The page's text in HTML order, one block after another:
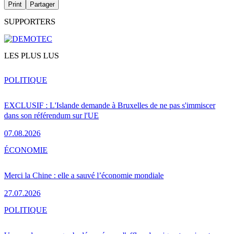
Print Partager
SUPPORTERS
LES PLUS LUS
EXCLUSIF : L'Islande demande à Bruxelles de ne pas s'immiscer
dans son référendum sur l'UE
07.08.2026
POLITIQUE
Merci la Chine : elle a sauvé l’économie mondiale
27.07.2026
ÉCONOMIE
POLITIQUE